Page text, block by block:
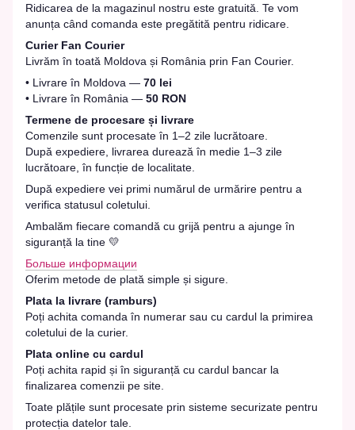
Ridicarea de la magazinul nostru este gratuită. Te vom
anunța când comanda este pregătită pentru ridicare.
Curier Fan Courier
Livrăm în toată Moldova și România prin Fan Courier.
• Livrare în Moldova — 70 lei
• Livrare în România — 50 RON
Termene de procesare și livrare
Comenzile sunt procesate în 1–2 zile lucrătoare.
După expediere, livrarea durează în medie 1–3 zile
lucrătoare, în funcție de localitate.
După expediere vei primi numărul de urmărire pentru a
verifica statusul coletului.
Ambalăm fiecare comandă cu grijă pentru a ajunge în
siguranță la tine 💛
Больше информации
Oferim metode de plată simple și sigure.
Plata la livrare (ramburs)
Poți achita comanda în numerar sau cu cardul la primirea
coletului de la curier.
Plata online cu cardul
Poți achita rapid și în siguranță cu cardul bancar la
finalizarea comenzii pe site.
Toate plățile sunt procesate prin sisteme securizate pentru
protecția datelor tale.